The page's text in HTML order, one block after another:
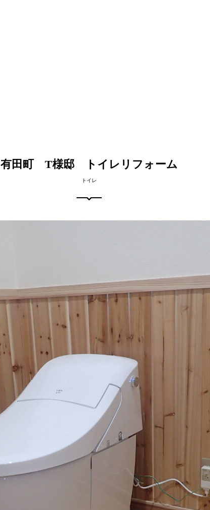
有田町 T様邸 トイレリフォーム
トイレ